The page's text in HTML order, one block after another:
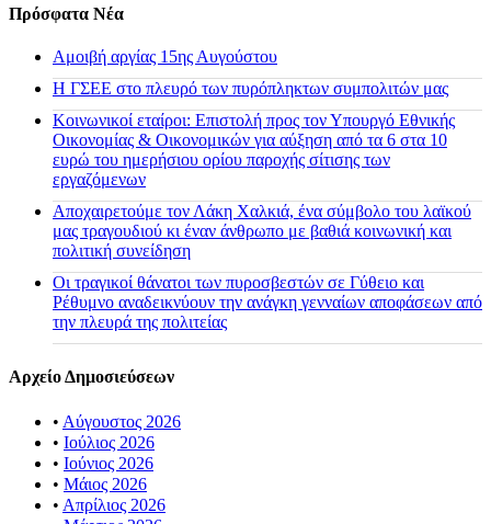
Πρόσφατα Νέα
Αμοιβή αργίας 15ης Αυγούστου
H ΓΣΕΕ στο πλευρό των πυρόπληκτων συμπολιτών μας
Κοινωνικοί εταίροι: Επιστολή προς τον Υπουργό Εθνικής
Οικονομίας & Οικονομικών για αύξηση από τα 6 στα 10
ευρώ του ημερήσιου ορίου παροχής σίτισης των
εργαζόμενων
Αποχαιρετούμε τον Λάκη Χαλκιά, ένα σύμβολο του λαϊκού
μας τραγουδιού κι έναν άνθρωπο με βαθιά κοινωνική και
πολιτική συνείδηση
Οι τραγικοί θάνατοι των πυροσβεστών σε Γύθειο και
Ρέθυμνο αναδεικνύουν την ανάγκη γενναίων αποφάσεων από
την πλευρά της πολιτείας
Αρχείο Δημοσιεύσεων
• Αύγουστος 2026
• Ιούλιος 2026
• Ιούνιος 2026
• Μάιος 2026
• Απρίλιος 2026